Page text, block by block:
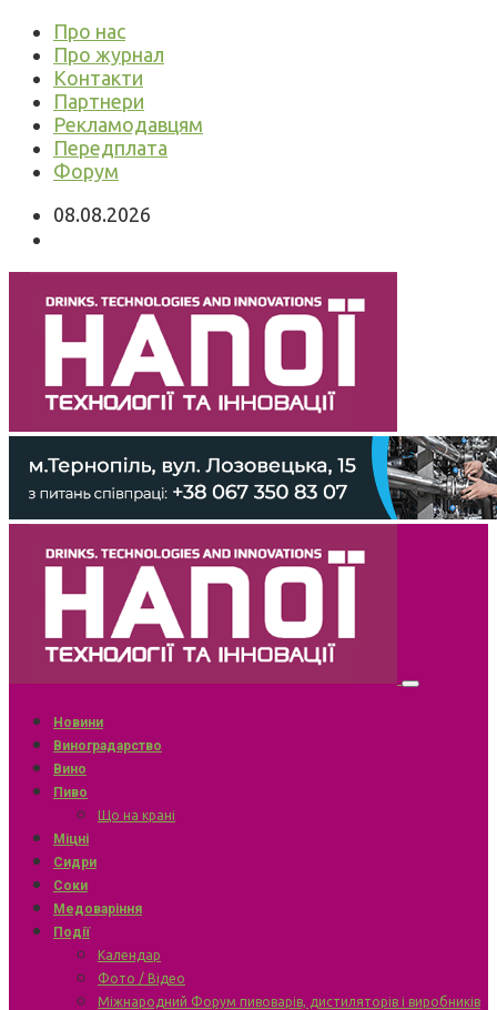
Про нас
Про журнал
Контакти
Партнери
Рекламодавцям
Передплата
Форум
08.08.2026
Новини
Виноградарство
Вино
Пиво
Що на крані
Міцні
Сидри
Соки
Медоваріння
Події
Календар
Фото / Відео
Міжнародний Форум пивоварів, дистиляторів і виробників